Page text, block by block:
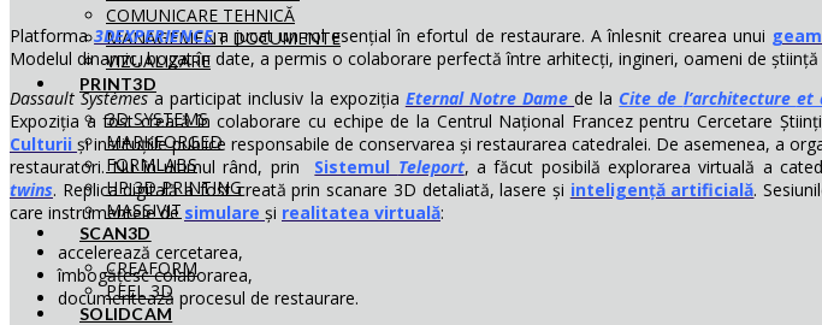
COMUNICARE TEHNICĂ
MANAGEMENT DOCUMENTE
VIZUALIZARE
PRINT3D
3D SYSTEMS
MARKFORGED
FORMLABS
HP 3D PRINTING
MASSIVIT
SCAN3D
CREAFORM
PEEL 3D
SOLIDCAM
Platforma3DEXPERIENCEa jucat un rol esențial în efortul de restaurare. A înlesnit crearea unui
Modelul dinamic, bogat în date, a permis o colaborare perfectă între arhitecți, ingineri, oameni de știință
Dassault Systèmesa participat inclusiv la expoziția Eternal Notre Damede la Cite de l’architecture et
Expoziția a fost creată în colaborare cu echipe de la Centrul Național Francez pentru Cercetare
Culturiiși instituțiile publice responsabile de conservarea și restaurarea catedralei. De asemenea, a
restauratori. Nu în ultimul rând, prin Sistemul Teleport, a făcut posibilă explorarea virtuală a
twins. Replica digitală a fost creată prin scanare 3D detaliată, lasere și inteligență artificială.
care instrumentele desimulare și realitatea virtuală:
accelerează cercetarea,
îmbogățesc colaborarea,
documentează procesul de restaurare.